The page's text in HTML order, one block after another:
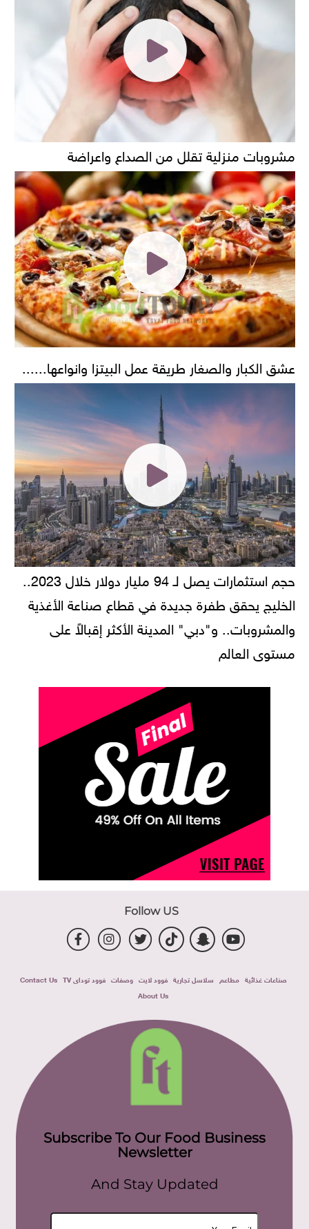
مشروبات منزلية تقلل من الصداع واعراضة
عشق الكبار والصغار طريقة عمل البيتزا وانواعها......
الخليج يحقق طفرة جديدة في قطاع صناعة الأغذية
والمشروبات.. و"دبي" المدينة الأكثر إقبالاً على
مستوى العالم
Follow US
صناعات غذائية مطاعم سلاسل تجارية فوود لايت وصفات فوود توداى TV
Contact Us
About Us
Subscribe To Our Food Business
Newsletter
And Stay Updated